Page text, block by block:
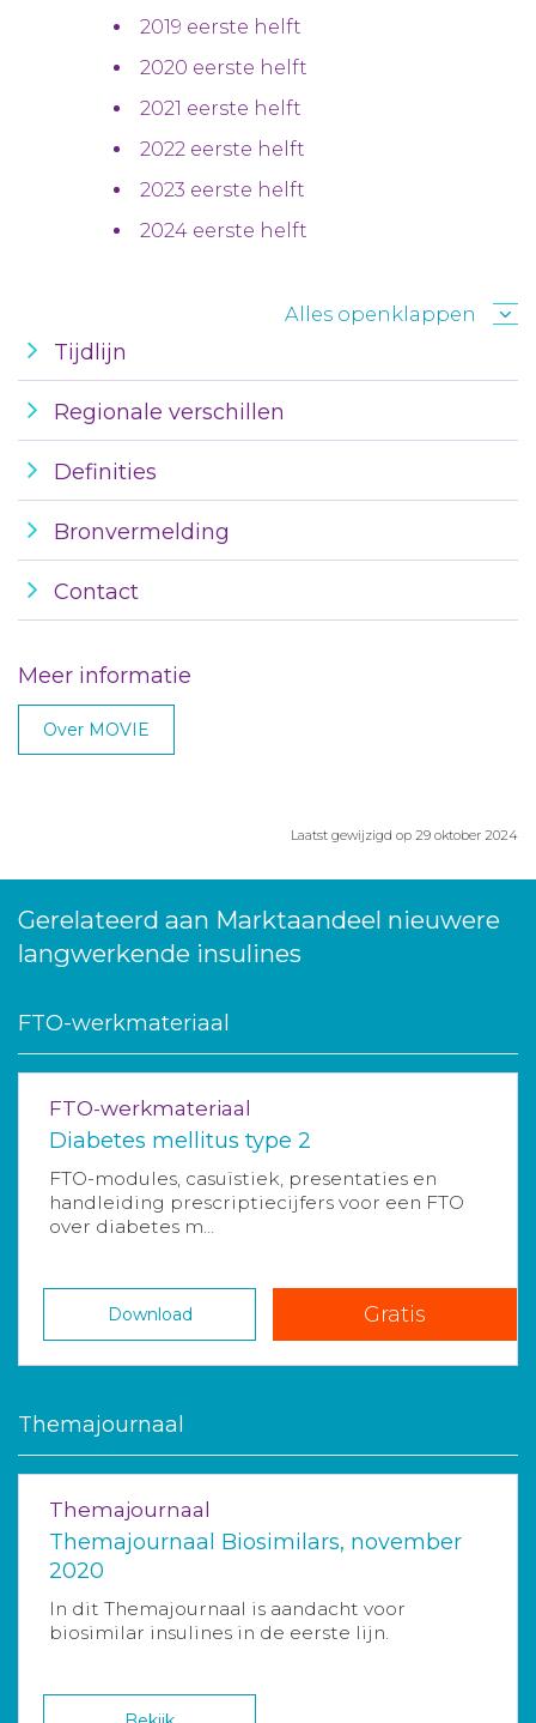
2019 eerste helft
2020 eerste helft
2021 eerste helft
2022 eerste helft
2023 eerste helft
2024 eerste helft
Alles openklappen
Tijdlijn
Regionale verschillen
Definities
Bronvermelding
Contact
Meer informatie
Over MOVIE
Laatst gewijzigd op 29 oktober 2024
Gerelateerd aan Marktaandeel nieuwere
langwerkende insulines
FTO-werkmateriaal
FTO-werkmateriaal
Diabetes mellitus type 2
FTO-modules, casuïstiek, presentaties en
handleiding prescriptiecijfers voor een FTO
over diabetes m...
Download Gratis
Themajournaal
Themajournaal
Themajournaal Biosimilars, november
2020
In dit Themajournaal is aandacht voor
biosimilar insulines in de eerste lijn.